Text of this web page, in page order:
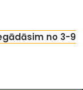
no 3-9